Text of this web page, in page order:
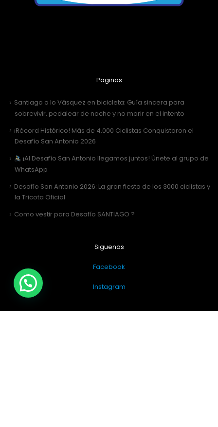
Paginas
Santiago a lo Vásquez en bicicleta: Guía sincera para
sobrevivir, pedalear de noche y no morir en el intento
¡Récord Histórico! Más de 4.000 Ciclistas Conquistaron el
Desafío San Antonio 2026
¡Al Desafío San Antonio llegamos juntos! Únete al grupo de
WhatsApp
Desafío San Antonio 2026: La gran fiesta de los 3000 ciclistas y
la Tricota Oficial
Como vestir para Desafío SANTIAGO ?
Siguenos
Facebook
Instagram